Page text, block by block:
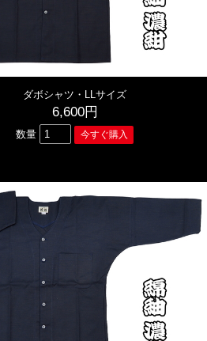
ダボシャツ・LLサイズ
6,600円
数量